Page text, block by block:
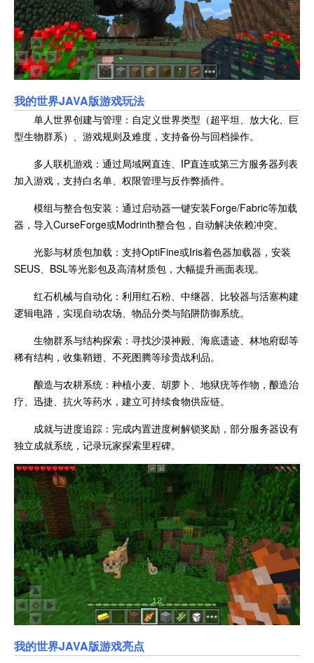
我的世界JAVA版游戏玩法
单人世界创建与管理：自定义世界类型（超平坦、放大化、巨
型生物群系）、游戏规则及难度，支持备份与回档操作。
多人联机游戏：通过局域网直连、IP直连或第三方服务器列表
加入游戏，支持白名单、权限管理与反作弊插件。
模组与整合包安装：通过启动器一键安装Forge/Fabric等加载
器，导入CurseForge或Modrinth整合包，自动解决依赖冲突。
光影与材质包加载：支持OptiFine或Iris着色器加载器，安装
SEUS、BSL等光影包及高清材质包，大幅提升画面表现。
红石机械与自动化：利用红石粉、中继器、比较器与活塞构建
逻辑电路，实现自动农场、物品分类与陷阱防御系统。
生物群系与结构探索：寻找沙漠神殿、海底遗迹、林地府邸等
稀有结构，收集鞘翅、不死图腾等珍贵战利品。
酿造与农耕系统：种植小麦、胡萝卜、地狱疣等作物，酿造治
疗、迅捷、抗火等药水，建立可持续食物供应链。
成就与进度追踪：完成内置进度树解锁奖励，部分服务器设有
独立成就系统，记录玩家探索里程碑。
我的世界JAVA版游戏亮点